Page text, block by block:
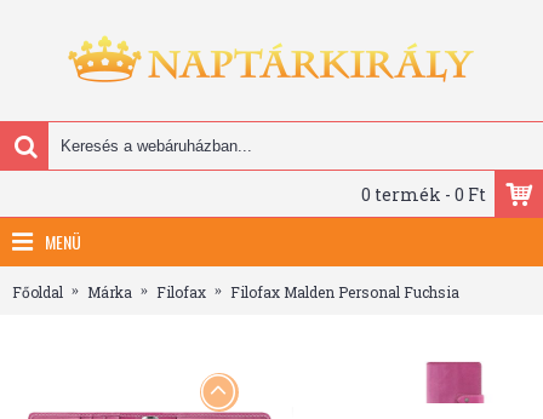
0 termék - 0 Ft
MENÜ
Főoldal Márka Filofax Filofax Malden Personal Fuchsia